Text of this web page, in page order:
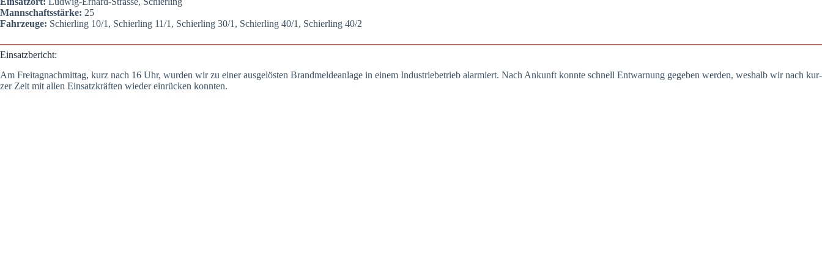
Mann­schafts­stär­ke: 25
Fahr­zeu­ge: Schier­ling 10/1, Schier­ling 11/1, Schier­ling 30/1, Schier­ling 40/1, Schier­ling 40/2
Ein­satz­be­richt:
Am Frei­tag­nach­mit­tag, kurz nach 16 Uhr, wur­den wir zu einer aus­ge­lös­ten Brand­mel­de­an­la­ge in einem Indus­trie­be­trieb alar­miert. Nach Ankunft konn­te schnell Ent­war­nung gege­ben wer­den, wes­halb wir nach kur­
zer Zeit mit allen Ein­satz­kräf­ten wie­der ein­rü­cken konn­ten.